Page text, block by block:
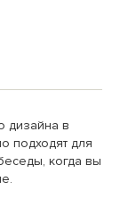
дизайна в
подходят для
когда вы